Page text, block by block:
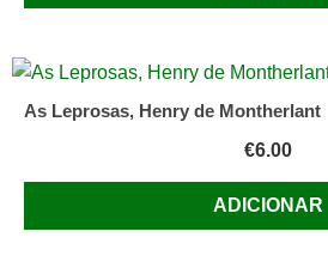
As Leprosas, Henry de Montherlant
€6.00
ADICIONAR